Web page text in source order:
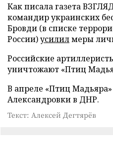
Как писала газета
командир украинских
Бровди (в списке
России)усилилмеры
Российские
уничтожают «Птиц
В апреле «Птиц Мадьяра»
Александровки в ДНР.
Текст: Алексей Дегтярёв